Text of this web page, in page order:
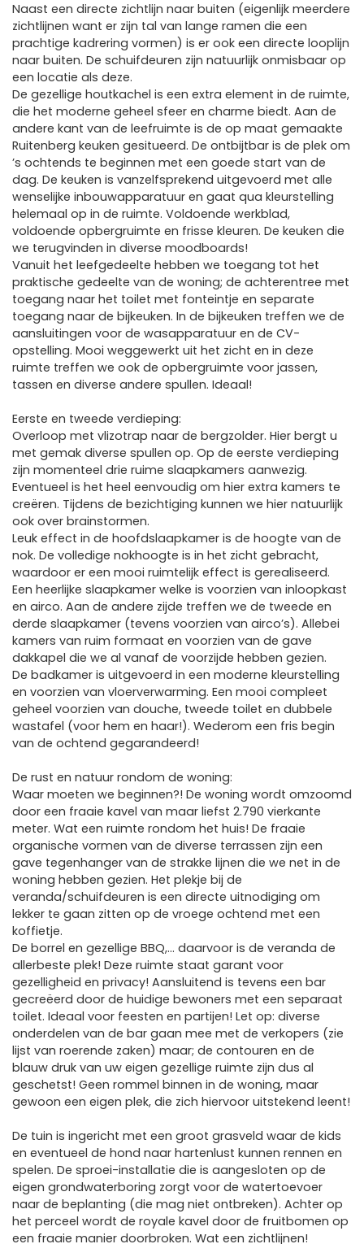
Naast een directe zichtlijn naar buiten (eigenlijk meerdere
zichtlijnen want er zijn tal van lange ramen die een
prachtige kadrering vormen) is er ook een directe looplijn
naar buiten. De schuifdeuren zijn natuurlijk onmisbaar op
een locatie als deze.
De gezellige houtkachel is een extra element in de ruimte,
die het moderne geheel sfeer en charme biedt. Aan de
andere kant van de leefruimte is de op maat gemaakte
Ruitenberg keuken gesitueerd. De ontbijtbar is de plek om
’s ochtends te beginnen met een goede start van de
dag. De keuken is vanzelfsprekend uitgevoerd met alle
wenselijke inbouwapparatuur en gaat qua kleurstelling
helemaal op in de ruimte. Voldoende werkblad,
voldoende opbergruimte en frisse kleuren. De keuken die
we terugvinden in diverse moodboards!
Vanuit het leefgedeelte hebben we toegang tot het
praktische gedeelte van de woning; de achterentree met
toegang naar het toilet met fonteintje en separate
toegang naar de bijkeuken. In de bijkeuken treffen we de
aansluitingen voor de wasapparatuur en de CV-
opstelling. Mooi weggewerkt uit het zicht en in deze
ruimte treffen we ook de opbergruimte voor jassen,
tassen en diverse andere spullen. Ideaal!
Eerste en tweede verdieping:
Overloop met vlizotrap naar de bergzolder. Hier bergt u
met gemak diverse spullen op. Op de eerste verdieping
zijn momenteel drie ruime slaapkamers aanwezig.
Eventueel is het heel eenvoudig om hier extra kamers te
creëren. Tijdens de bezichtiging kunnen we hier natuurlijk
ook over brainstormen.
Leuk effect in de hoofdslaapkamer is de hoogte van de
nok. De volledige nokhoogte is in het zicht gebracht,
waardoor er een mooi ruimtelijk effect is gerealiseerd.
Een heerlijke slaapkamer welke is voorzien van inloopkast
en airco. Aan de andere zijde treffen we de tweede en
derde slaapkamer (tevens voorzien van airco’s). Allebei
kamers van ruim formaat en voorzien van de gave
dakkapel die we al vanaf de voorzijde hebben gezien.
De badkamer is uitgevoerd in een moderne kleurstelling
en voorzien van vloerverwarming. Een mooi compleet
geheel voorzien van douche, tweede toilet en dubbele
wastafel (voor hem en haar!). Wederom een fris begin
van de ochtend gegarandeerd!
De rust en natuur rondom de woning:
Waar moeten we beginnen?! De woning wordt omzoomd
door een fraaie kavel van maar liefst 2.790 vierkante
meter. Wat een ruimte rondom het huis! De fraaie
organische vormen van de diverse terrassen zijn een
gave tegenhanger van de strakke lijnen die we net in de
woning hebben gezien. Het plekje bij de
veranda/schuifdeuren is een directe uitnodiging om
lekker te gaan zitten op de vroege ochtend met een
koffietje.
De borrel en gezellige BBQ,… daarvoor is de veranda de
allerbeste plek! Deze ruimte staat garant voor
gezelligheid en privacy! Aansluitend is tevens een bar
gecreëerd door de huidige bewoners met een separaat
toilet. Ideaal voor feesten en partijen! Let op: diverse
onderdelen van de bar gaan mee met de verkopers (zie
lijst van roerende zaken) maar; de contouren en de
blauw druk van uw eigen gezellige ruimte zijn dus al
geschetst! Geen rommel binnen in de woning, maar
gewoon een eigen plek, die zich hiervoor uitstekend leent!
De tuin is ingericht met een groot grasveld waar de kids
en eventueel de hond naar hartenlust kunnen rennen en
spelen. De sproei-installatie die is aangesloten op de
eigen grondwaterboring zorgt voor de watertoevoer
naar de beplanting (die mag niet ontbreken). Achter op
het perceel wordt de royale kavel door de fruitbomen op
een fraaie manier doorbroken. Wat een zichtlijnen!